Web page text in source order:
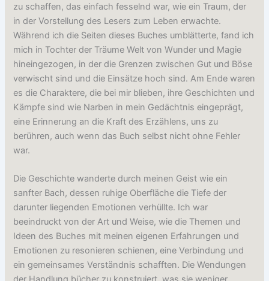
zu schaffen, das einfach fesselnd war, wie ein Traum, der
in der Vorstellung des Lesers zum Leben erwachte.
Während ich die Seiten dieses Buches umblätterte, fand ich
mich in Tochter der Träume Welt von Wunder und Magie
hineingezogen, in der die Grenzen zwischen Gut und Böse
verwischt sind und die Einsätze hoch sind. Am Ende waren
es die Charaktere, die bei mir blieben, ihre Geschichten und
Kämpfe sind wie Narben in mein Gedächtnis eingeprägt,
eine Erinnerung an die Kraft des Erzählens, uns zu
berühren, auch wenn das Buch selbst nicht ohne Fehler
war.
Die Geschichte wanderte durch meinen Geist wie ein
sanfter Bach, dessen ruhige Oberfläche die Tiefe der
darunter liegenden Emotionen verhüllte. Ich war
beeindruckt von der Art und Weise, wie die Themen und
Ideen des Buches mit meinen eigenen Erfahrungen und
Emotionen zu resonieren schienen, eine Verbindung und
ein gemeinsames Verständnis schafften. Die Wendungen